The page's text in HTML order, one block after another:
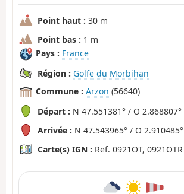
Point haut : 30 m
Point bas : 1 m
Pays : France
Région : Golfe du Morbihan
Commune : Arzon (56640)
Départ : N 47.551381° / O 2.868807°
Arrivée : N 47.543965° / O 2.910485°
Carte(s) IGN : Ref. 0921OT, 0921OTR